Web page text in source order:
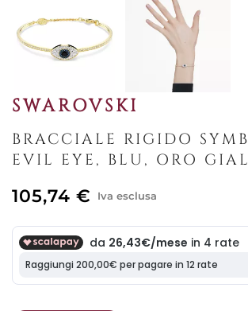
SWAROVSKI
BRACCIALE RIGIDO
EVIL EYE, BLU, ORO
105,74 € Iva esclusa